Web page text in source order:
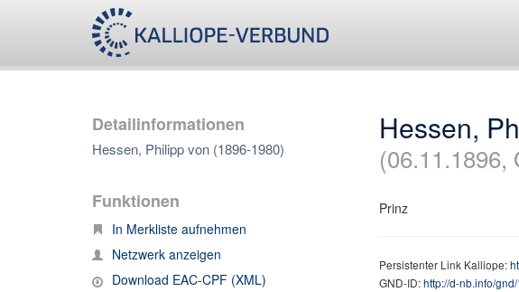
Detailinformationen
Hessen, Philipp von (1896-1980)
Funktionen
In Merkliste aufnehmen
Netzwerk anzeigen
Download EAC-CPF (XML)
Hessen,
(06.11.1896,
Prinz
Persistenter Link Kalliope:
GND-ID:http://d-nb.info/